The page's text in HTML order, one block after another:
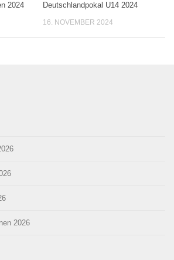
2024 Deutschlandpokal U14 2024
16. NOVEMBER 2024
2026